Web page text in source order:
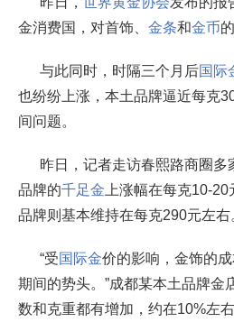
金消费国，对首饰、 金条和金币
与此同时，时隔三个月后国际
也纷纷上涨，本土品牌逼近每克
间问题。
昨日，记者走访春熙路商圈
品牌的千足金 上涨幅在每克10-
品牌则基本维持在每克290元左右
“受国际金价的影响，金饰的
期间的势头。”成都某本土品牌金
数和克重都有增加，约在10%左